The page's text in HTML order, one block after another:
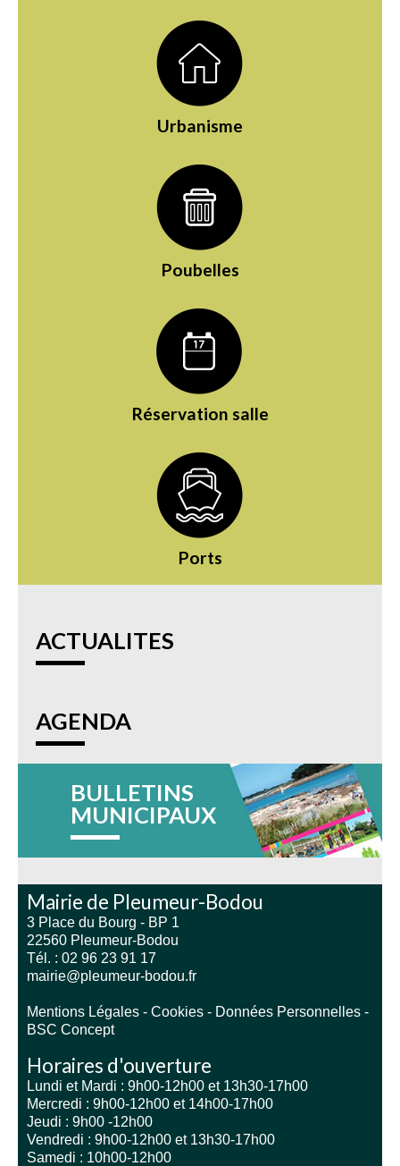
Urbanisme
Poubelles
Réservation salle
Ports
ACTUALITES
AGENDA
BULLETINS
MUNICIPAUX
Mairie de Pleumeur-Bodou
3 Place du Bourg - BP 1
22560 Pleumeur-Bodou
Tél. : 02 96 23 91 17
mairie@pleumeur-bodou.fr
Mentions Légales - Cookies - Données Personnelles -
BSC Concept
Horaires d'ouverture
Lundi et Mardi : 9h00-12h00 et 13h30-17h00
Mercredi : 9h00-12h00 et 14h00-17h00
Jeudi : 9h00 -12h00
Vendredi : 9h00-12h00 et 13h30-17h00
Samedi : 10h00-12h00